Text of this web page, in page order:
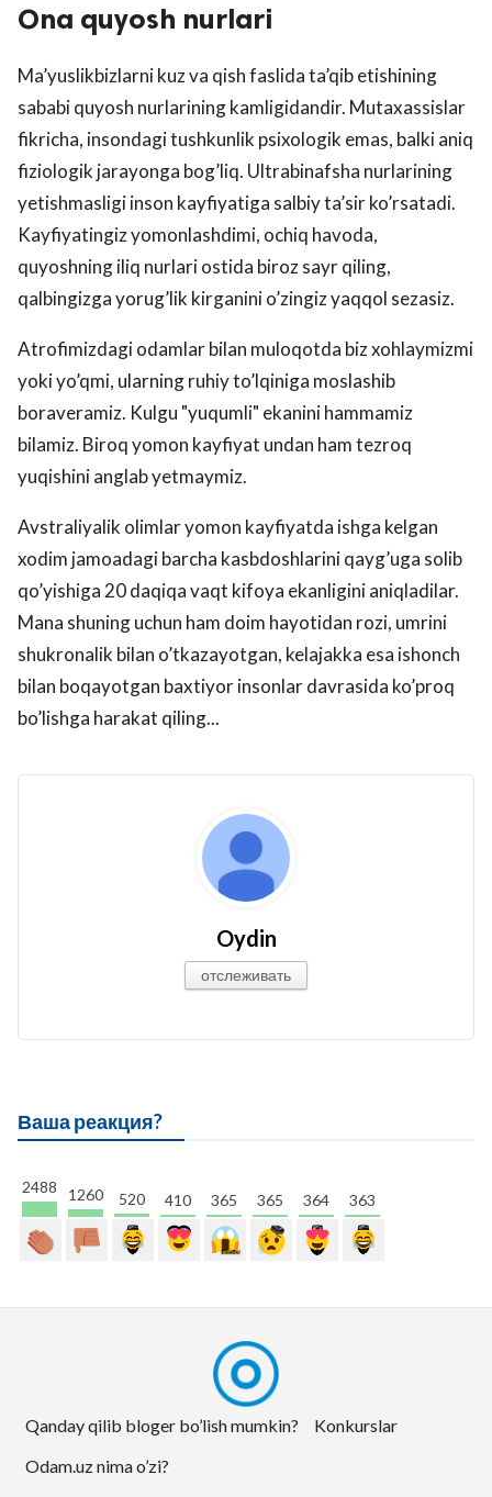
Ona quyosh nurlari
Ma’yuslikbizlarni kuz va qish faslida ta’qib etishining
sababi quyosh nurlarining kamligidandir. Mutaxassislar
fikricha, insondagi tushkunlik psixologik emas, balki aniq
fiziologik jarayonga bog’liq. Ultrabinafsha nurlarining
yetishmasligi inson kayfiyatiga salbiy ta’sir ko’rsatadi.
Kayfiyatingiz yomonlashdimi, ochiq havoda,
quyoshning iliq nurlari ostida biroz sayr qiling,
qalbingizga yorug’lik kirganini o’zingiz yaqqol sezasiz.
Atrofimizdagi odamlar bilan muloqotda biz xohlaymizmi
yoki yo’qmi, ularning ruhiy to’lqiniga moslashib
boraveramiz. Kulgu "yuqumli" ekanini hammamiz
bilamiz. Biroq yomon kayfiyat undan ham tezroq
yuqishini anglab yetmaymiz.
Avstraliyalik olimlar yomon kayfiyatda ishga kelgan
xodim jamoadagi barcha kasbdoshlarini qayg’uga solib
qo’yishiga 20 daqiqa vaqt kifoya ekanligini aniqladilar.
Mana shuning uchun ham doim hayotidan rozi, umrini
shukronalik bilan o’tkazayotgan, kelajakka esa ishonch
bilan boqayotgan baxtiyor insonlar davrasida ko’proq
bo’lishga harakat qiling...
Oydin
отслеживать
Ваша реакция?
2488 1260 520 410 365 365 364 363
Qanday qilib bloger bo’lish mumkin?
Konkurslar
Odam.uz nima o’zi?